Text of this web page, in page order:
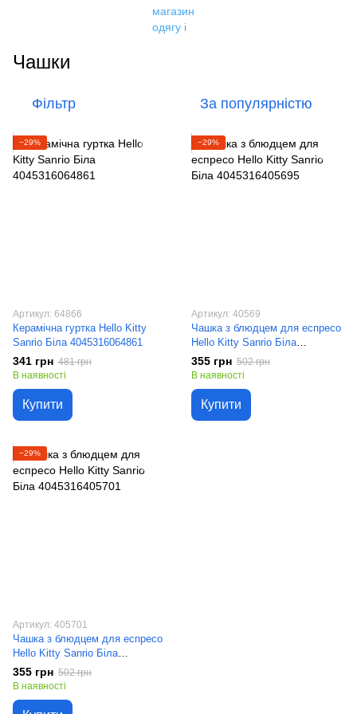
Чашки
Фільтр За популярністю
−29%
Артикул: 64866
Керамічна гуртка Hello Kitty
Sanrio Біла 4045316064861
341 грн 481 грн
В наявності
Купити
−29%
Артикул: 40569
Чашка з блюдцем для еспресо
Hello Kitty Sanrio Біла
4045316405695
355 грн 502 грн
В наявності
Купити
−29%
Артикул: 405701
Чашка з блюдцем для еспресо
Hello Kitty Sanrio Біла
4045316405701
355 грн 502 грн
В наявності